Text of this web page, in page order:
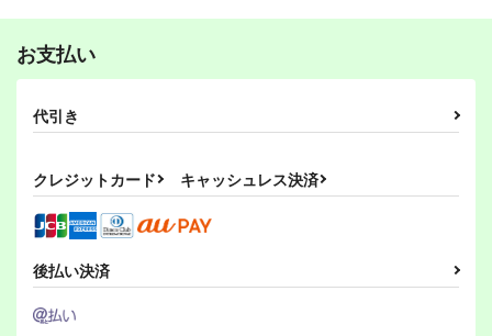
Strawberry Milk Vol.
660円（税込）
ラブライブ！
矢澤にこ×西木野真姫
サンプル
カート
専売 330円（税込）
ラブライブ！
高坂穂乃果
Im still feeling a little
homesick
専売 330円（税込）
提督不在の鎮守府
Endless Love～妹ハ
Candy Club
園田海未
作品詳細
Endless Love～初心
作品詳細
Endless Love
550円（税込）
作品詳細
お支払い
代引き
クレジットカード キャッシュレス決済
後払い決済